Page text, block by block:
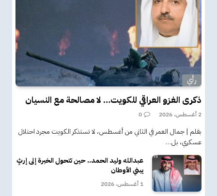
رأي
ذكرى الغزو العراقي للكويت… لا مصالحة مع النسيان
2 أغسطس، 2026 0
بقلم | جمال العمر في الثاني من أغسطس، لا تستذكر الكويت مجرد احتلال
عسكري، بل…
عبدالله وليد الحمد.. حين تتحول الخبرة إلى إرثٍ
يبني الأوطان
1 أغسطس، 2026